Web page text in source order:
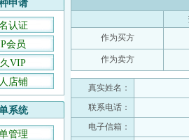
申请
认证
会员
VIP
店铺
系统
管理
作为买方
作为卖方
真实姓名：
联系电话：
电子信箱：